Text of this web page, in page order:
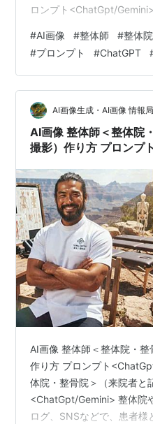
ロンプト<ChatGpt/
関係を築くための視覚的な
す。特に、施術前のカウン
は、院の専門性や安心感を
す。本記事では、AI画像生
が来院者に対して人体模型
行っているリアルなシ…
#AI画像 #整体師 #整体院
#プロンプト #ChatGPT
AI画像生成・AI画像 情報
AI画像 整体師＜整体院
撮影）作り方 プロン
AI画像 整体師＜整体院・整
作り方 プロンプト
体院・整骨院＞（来院者と
<ChatGpt/Gemini> 整体院
ログ、SNSなどで、患者様